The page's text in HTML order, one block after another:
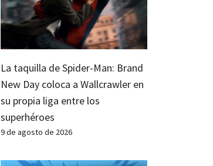
La taquilla de Spider-Man: Brand
New Day coloca a Wallcrawler en
su propia liga entre los
superhéroes
9 de agosto de 2026